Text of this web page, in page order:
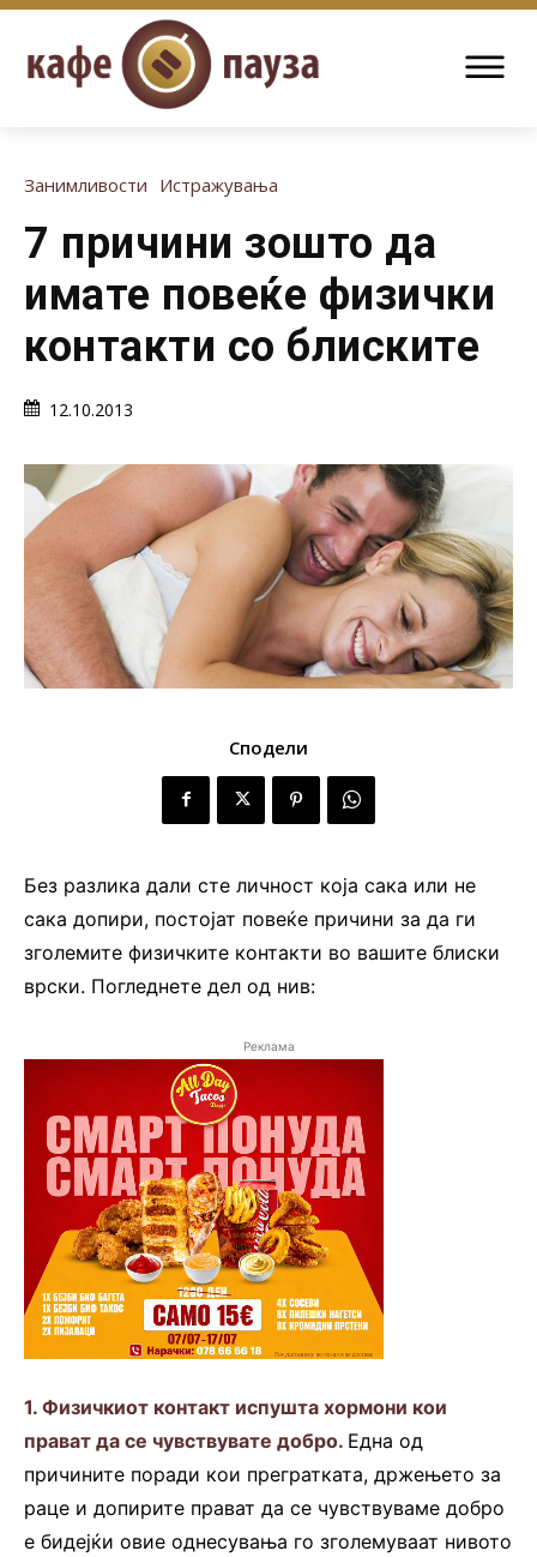
Занимливости Истражувања
7 причини зошто да
имате повеќе физички
контакти со блиските
12.10.2013
Сподели
Без разлика дали сте личност која сака или не
сака допири, постојат повеќе причини за да ги
зголемите физичките контакти во вашите блиски
врски. Погледнете дел од нив:
Реклама
1. Физичкиот контакт испушта хормони кои
прават да се чувствувате добро. Една од
причините поради кои прегратката, држењето за
раце и допирите прават да се чувствуваме добро
е бидејќи овие однесувања го зголемуваат нивото